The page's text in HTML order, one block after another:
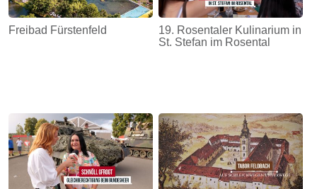
Freibad Fürstenfeld
19. Rosentaler Kulinarium in
St. Stefan im Rosental